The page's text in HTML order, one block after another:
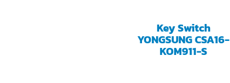
Key Switch
YONGSUNG CSA16-
KOM911-S